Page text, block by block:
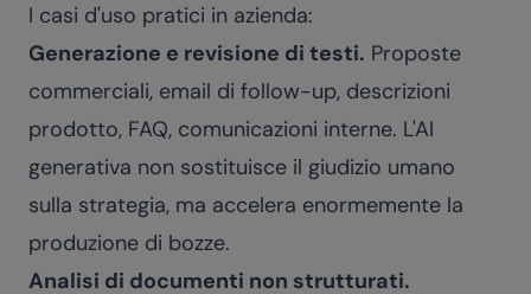
I casi d'uso pratici in azienda:
Generazione e revisione di testi. Proposte
commerciali, email di follow-up, descrizioni
prodotto, FAQ, comunicazioni interne. L'AI
generativa non sostituisce il giudizio umano
sulla strategia, ma accelera enormemente la
produzione di bozze.
Analisi di documenti non strutturati.